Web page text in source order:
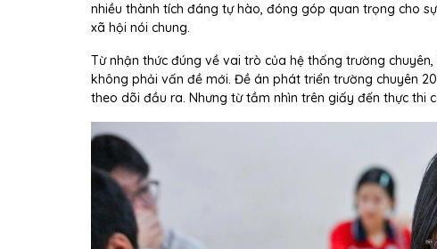
nhiều thành tích đáng tự hào, đóng góp quan trọng cho
xã hội nói chung.
Từ nhận thức đúng về vai trò của hệ thống trường
không phải vấn đề mới. Đề án phát triển trường chuyên
theo dõi đầu ra. Nhưng từ tầm nhìn trên giấy đến thực thi